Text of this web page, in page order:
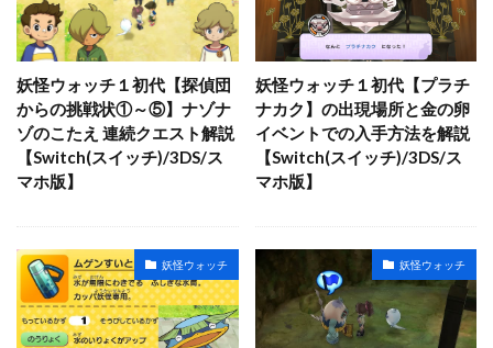
妖怪ウォッチ１初代【探偵団
からの挑戦状①～⑤】ナゾナ
ゾのこたえ 連続クエスト解説
【Switch(スイッチ)/3DS/ス
マホ版】
妖怪ウォッチ１初代【プラチ
ナカク】の出現場所と金の卵
イベントでの入手方法を解説
【Switch(スイッチ)/3DS/ス
マホ版】
妖怪ウォッチ 妖怪ウォッチ